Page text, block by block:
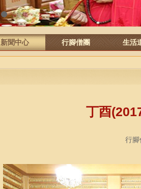
新聞中心 行腳僧團 生活
丁酉
行腳